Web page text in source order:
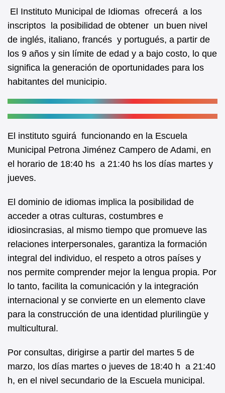
El Instituto Municipal de Idiomas ofrecerá a los
inscriptos la posibilidad de obtener un buen nivel
de inglés, italiano, francés y portugués, a partir de
los 9 años y sin límite de edad y a bajo costo, lo que
significa la generación de oportunidades para los
habitantes del municipio.
El instituto sguirá funcionando en la Escuela
Municipal Petrona Jiménez Campero de Adami, en
el horario de 18:40 hs a 21:40 hs los días martes y
jueves.
El dominio de idiomas implica la posibilidad de
acceder a otras culturas, costumbres e
idiosincrasias, al mismo tiempo que promueve las
relaciones interpersonales, garantiza la formación
integral del individuo, el respeto a otros países y
nos permite comprender mejor la lengua propia. Por
lo tanto, facilita la comunicación y la integración
internacional y se convierte en un elemento clave
para la construcción de una identidad plurilingüe y
multicultural.
Por consultas, dirigirse a partir del martes 5 de
marzo, los días martes o jueves de 18:40 h a 21:40
h, en el nivel secundario de la Escuela municipal.